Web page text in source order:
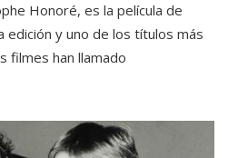
Honoré, es la película de
edición y uno de los títulos más
filmes han llamado